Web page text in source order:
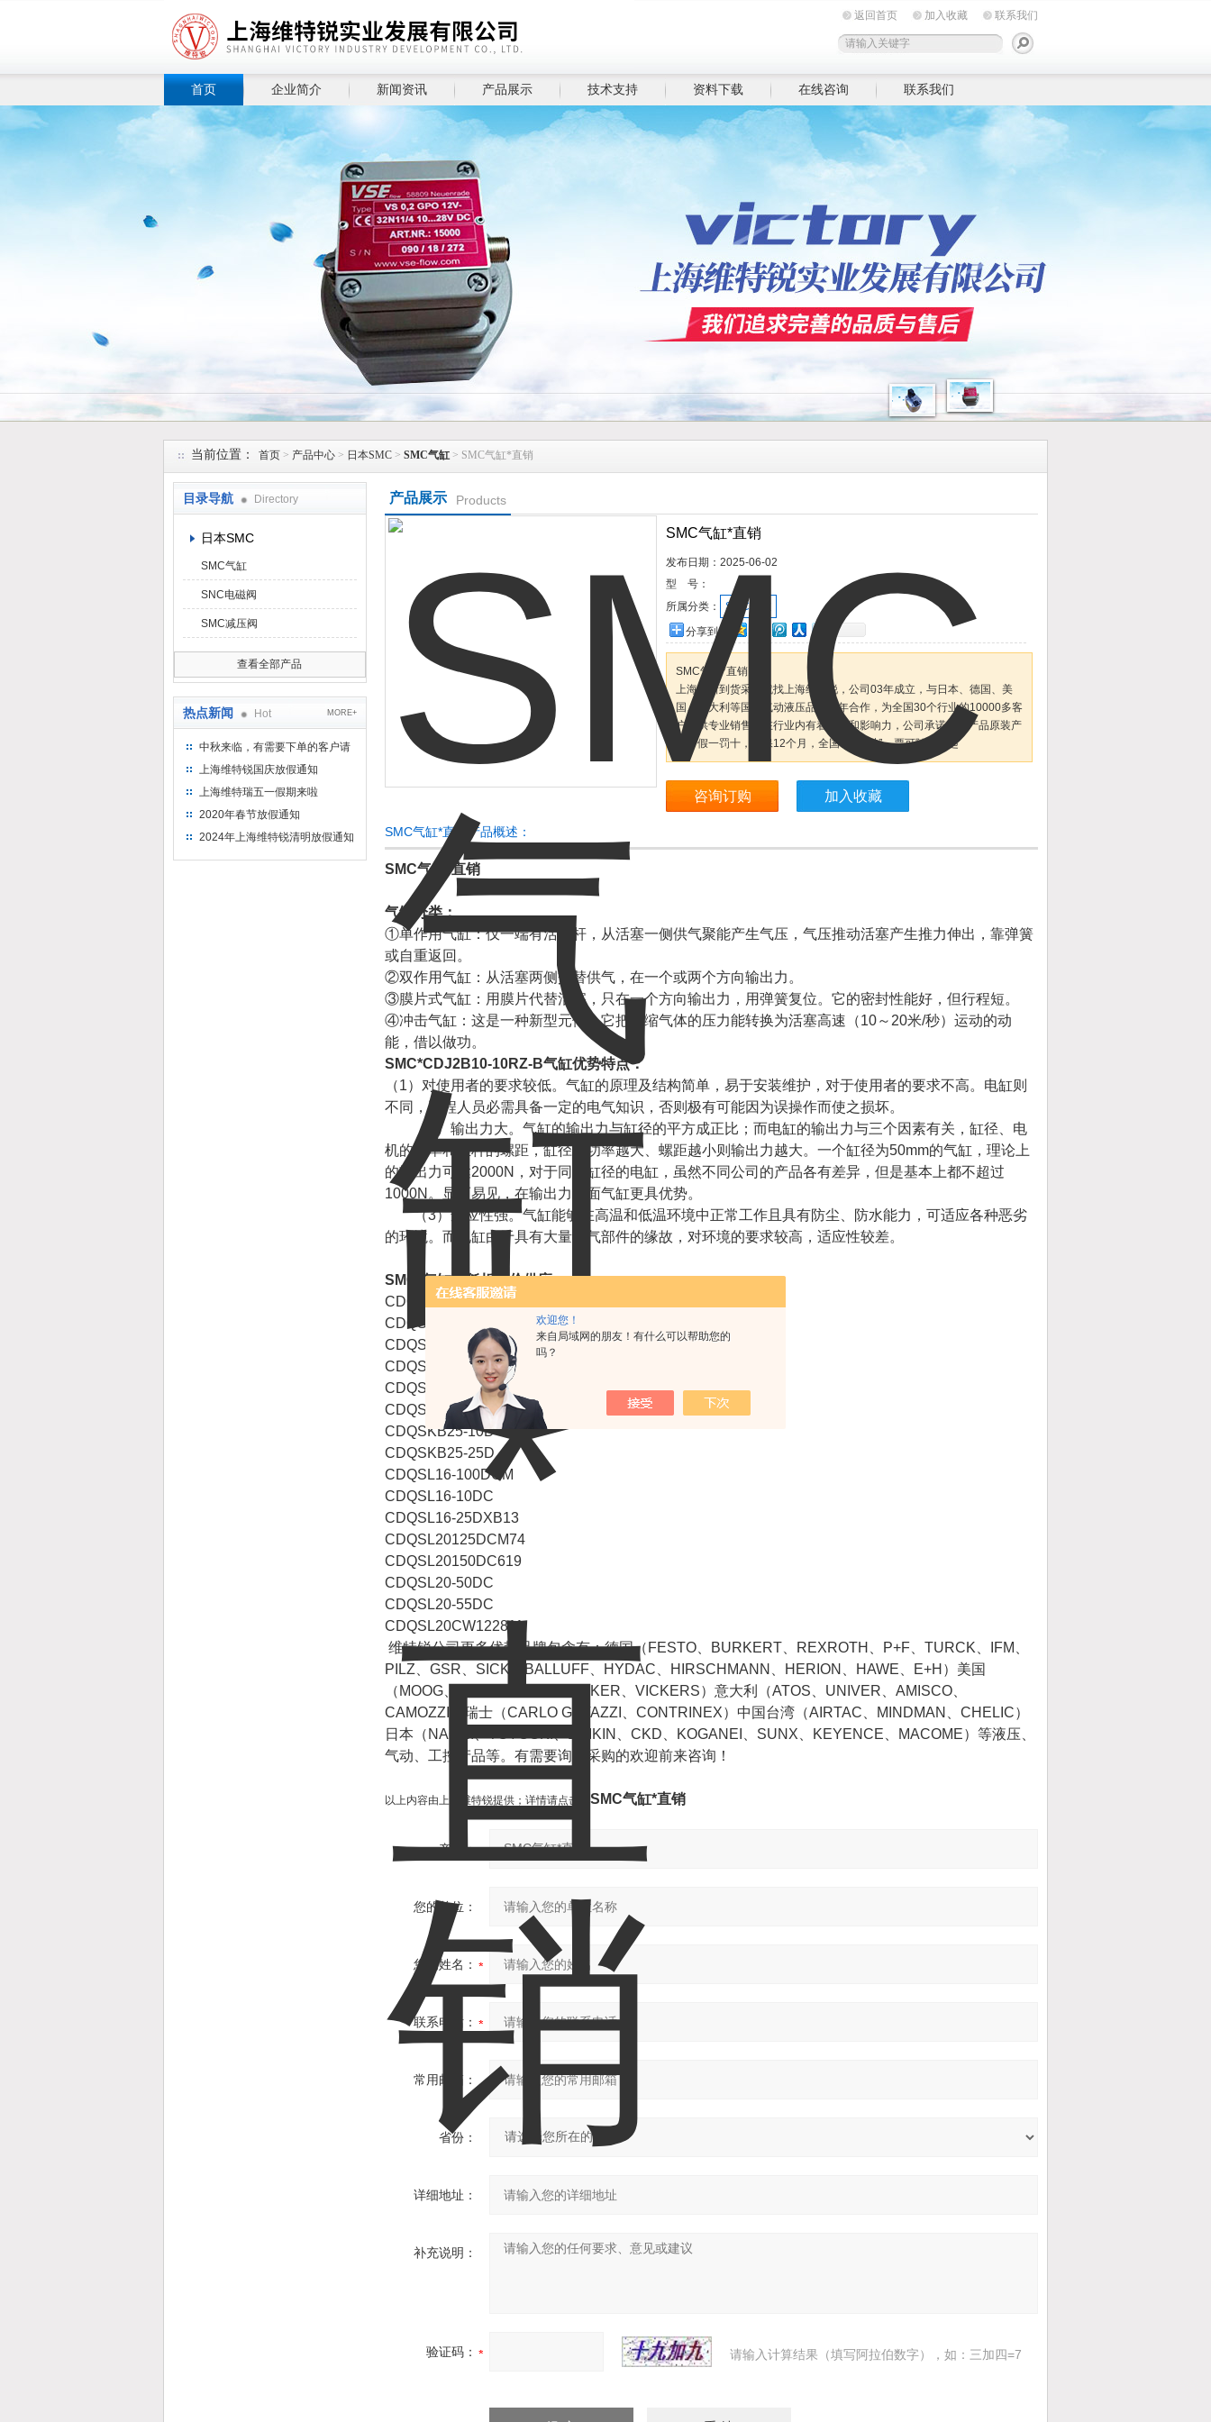
欢迎您！
来自局域网的朋友！有什么可以帮助您的
吗？
上海维特锐实业发展有限公司
返回首页 加入收藏 联系我们
首页 企业简介 新闻资讯 产品展示 技术支持 资料下载 在线咨询 联系我们
当前位置： 首页 > 产品中心 > 日本SMC > SMC气缸 > SMC气缸*直销
目录导航 Directory
日本SMC
SMC气缸
SNC电磁阀
SMC减压阀
查看全部产品
热点新闻 Hot MORE+
中秋来临，有需要下单的客户请
提前下单
上海维特锐国庆放假通知
上海维特瑞五一假期来啦
2020年春节放假通知
2024年上海维特锐清明放假通知
产品展示 Products
SMC气缸*直销
发布日期： 2025-06-02
型 号：
所属分类：
SMC气缸
分享到：
SMC气缸*直销
上海全新到货采购就找上海维特锐，公司03年成立，与日本、德国、美
国、意大利等国外气动液压品牌常年合作，为全国30个行业的10000多客
户提供专业销售，在行业内有着口碑和影响力，公司承诺所供产品原装产
品，假一罚十，质保12个月，全国订货包邮，票可随货一起
咨询订购 加入收藏
SMC气缸*直销产品概述：
SMC气缸*直销
气缸分类：
①单作用气缸：仅一端有活塞杆，从活塞一侧供气聚能产生气压，气压推动活塞产生推力伸出，靠弹簧
或自重返回。
②双作用气缸：从活塞两侧交替供气，在一个或两个方向输出力。
③膜片式气缸：用膜片代替活塞，只在一个方向输出力，用弹簧复位。它的密封性能好，但行程短。
④冲击气缸：这是一种新型元件。它把压缩气体的压力能转换为活塞高速（10～20米/秒）运动的动
能，借以做功。
SMC*CDJ2B10-10RZ-B气缸优势特点：
（1）对使用者的要求较低。气缸的原理及结构简单，易于安装维护，对于使用者的要求不高。电缸则
不同，工程人员必需具备一定的电气知识，否则极有可能因为误操作而使之损坏。
（2）输出力大。气缸的输出力与缸径的平方成正比；而电缸的输出力与三个因素有关，缸径、电
机的功率和丝杆的螺距，缸径及功率越大、螺距越小则输出力越大。一个缸径为50mm的气缸，理论上
的输出力可达2000N，对于同样缸径的电缸，虽然不同公司的产品各有差异，但是基本上都不超过
1000N。显而易见，在输出力方面气缸更具优势。
（3）适应性强。气缸能够在高温和低温环境中正常工作且具有防尘、防水能力，可适应各种恶劣
的环境。而电缸由于具有大量电气部件的缘故，对环境的要求较高，适应性较差。
SMC*气缸超低折扣价供应：
CDQSKB20-50D
CDQSKB20-50DM
CDQSKB20-5D
CDQSKB205DM9BVL
CDQSKB20DJ33101
CDQSKB20-KIT
CDQSKB25-10D
CDQSKB25-25D
CDQSL16-100DCM
CDQSL16-10DC
CDQSL16-25DXB13
CDQSL20125DCM74
CDQSL20150DC619
CDQSL20-50DC
CDQSL20-55DC
CDQSL20CW122811
维特锐公司更多优势品牌包含有：德国（FESTO、BURKERT、REXROTH、P+F、TURCK、IFM、
PILZ、GSR、SICK、BALLUFF、HYDAC、HIRSCHMANN、HERION、HAWE、E+H）美国
（MOOG、ASCO、MAC、PARKER、VICKERS）意大利（ATOS、UNIVER、AMISCO、
CAMOZZI）瑞士（CARLO GAVAZZI、CONTRINEX）中国台湾（AIRTAC、MINDMAN、CHELIC）
日本（NACHI、TOYOOKI、DAIKIN、CKD、KOGANEI、SUNX、KEYENCE、MACOME）等液压、
气动、工控产品等。有需要询价采购的欢迎前来咨询！
以上内容由上海维特锐提供；详情请点击： SMC气缸*直销
产品：
您的单位：
您的姓名：
联系电话：
常用邮箱：
省份：
详细地址：
补充说明：
验证码： 请输入计算结果（填写阿拉伯数字），如：三加四=7